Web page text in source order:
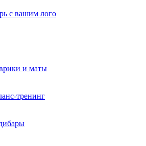
с вашим лого
и маты
тренинг